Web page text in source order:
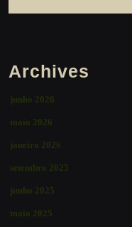
Archives
junho 2026
maio 2026
janeiro 2026
setembro 2025
junho 2025
maio 2025